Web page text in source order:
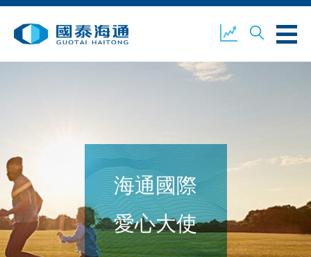
環境、社會及企業管治 國泰海通證券
海通國際
愛心大使